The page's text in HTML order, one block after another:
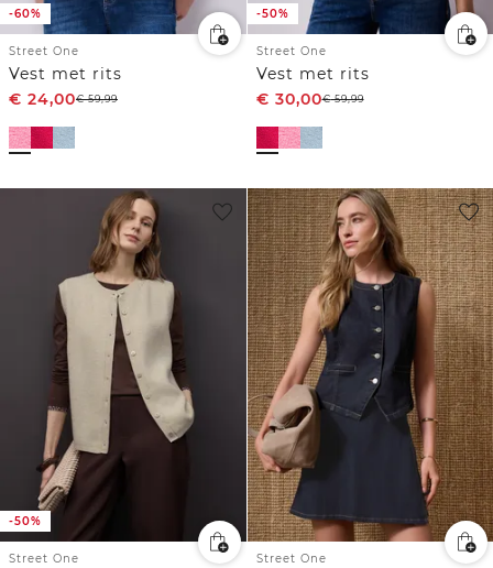
-60%
Street One
Vest met rits
€ 24,00€59,99
-50%
Street One
Vest met rits
€ 30,00€59,99
-50%
Street One Street One